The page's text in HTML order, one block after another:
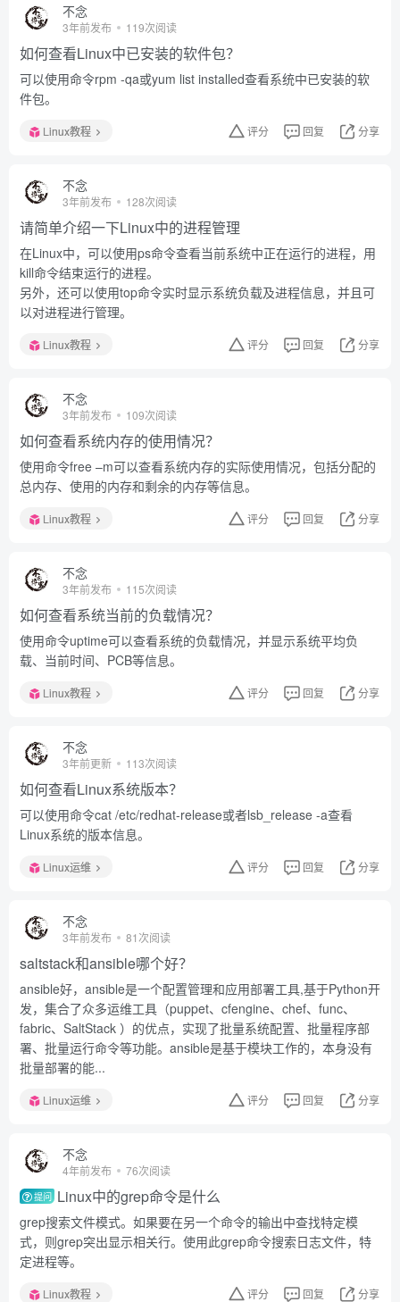
不念
3年前发布 119次阅读
如何查看Linux中已安装的软件包？
可以使用命令rpm -qa或yum list installed查看系统中已安装的软
件包。
Linux教程 评分 回复 分享
不念
3年前发布 128次阅读
请简单介绍一下Linux中的进程管理
在Linux中，可以使用ps命令查看当前系统中正在运行的进程，用
kill命令结束运行的进程。
另外，还可以使用top命令实时显示系统负载及进程信息，并且可
以对进程进行管理。
Linux教程 评分 回复 分享
不念
3年前发布 109次阅读
如何查看系统内存的使用情况？
使用命令free –m可以查看系统内存的实际使用情况，包括分配的
总内存、使用的内存和剩余的内存等信息。
Linux教程 评分 回复 分享
不念
3年前发布 115次阅读
如何查看系统当前的负载情况？
使用命令uptime可以查看系统的负载情况，并显示系统平均负
载、当前时间、PCB等信息。
Linux教程 评分 回复 分享
不念
3年前更新 113次阅读
如何查看Linux系统版本？
可以使用命令cat /etc/redhat-release或者lsb_release -a查看
Linux系统的版本信息。
Linux运维 评分 回复 分享
不念
3年前发布 81次阅读
saltstack和ansible哪个好？
ansible好，ansible是一个配置管理和应用部署工具,基于Python开
发，集合了众多运维工具（puppet、cfengine、chef、func、
fabric、SaltStack ）的优点，实现了批量系统配置、批量程序部
署、批量运行命令等功能。ansible是基于模块工作的，本身没有
批量部署的能...
Linux运维 评分 回复 分享
不念
4年前发布 76次阅读
提问 Linux中的grep命令是什么
grep搜索文件模式。如果要在另一个命令的输出中查找特定模
式，则grep突出显示相关行。使用此grep命令搜索日志文件，特
定进程等。
Linux教程 评分 回复 分享